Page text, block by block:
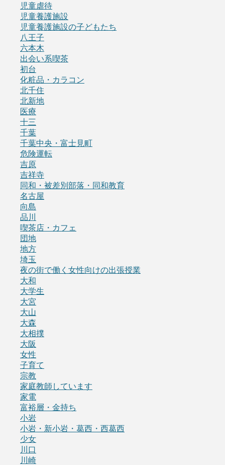
児童虐待
児童養護施設
児童養護施設の子どもたち
八王子
六本木
出会い系喫茶
初台
化粧品・カラコン
北千住
北新地
医療
十三
千葉
千葉中央・富士見町
危険運転
吉原
吉祥寺
同和・被差別部落・同和教育
名古屋
向島
品川
喫茶店・カフェ
団地
地方
埼玉
夜の街で働く女性向けの出張授業
大和
大学生
大宮
大山
大森
大相撲
大阪
女性
子育て
宗教
家庭教師しています
家電
富裕層・金持ち
小岩
小岩・新小岩・葛西・西葛西
少女
川口
川崎